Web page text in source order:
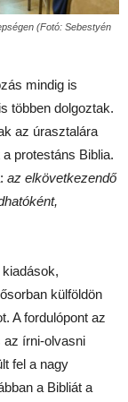
(Fotó: Sebestyén
mindig is
is többen dolgoztak.
az úrasztalára
protestáns Biblia.
az elkövetkezendő
külföldön
A fordulópont az
írni-olvasni
fel a nagy
a Bibliát a